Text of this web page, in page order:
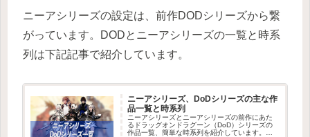
ニーアシリーズの設定は、前作DODシリーズから繋
がっています。DODとニーアシリーズの一覧と時系
列は下記記事で紹介しています。
ニーアシリーズ、DoDシリーズの主な作
品一覧と時系列
ニーアシリーズとニーアシリーズの前作にあた
るドラッグオンドラグーン（DoD）シリーズの
作品一覧、簡単な時系列を紹介しています。ニ